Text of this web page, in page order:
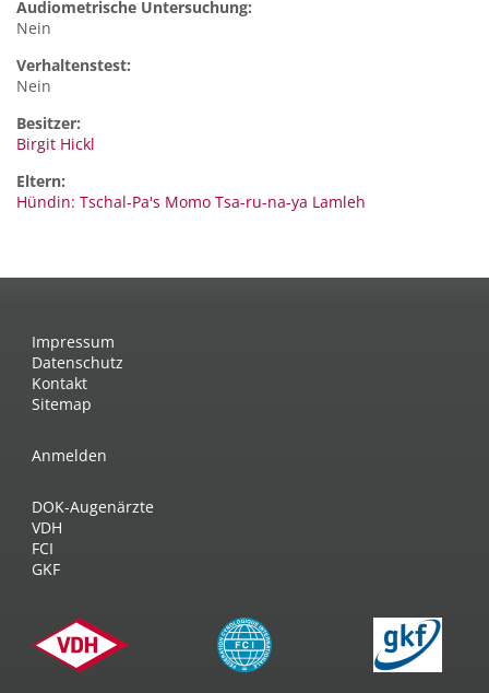
Audiometrische Untersuchung:
Nein
Verhaltenstest:
Nein
Besitzer:
Birgit Hickl
Eltern:
Hündin: Tschal-Pa's Momo Tsa-ru-na-ya Lamleh
Impressum
Datenschutz
Kontakt
Sitemap
Anmelden
DOK-Augenärzte
VDH
FCI
GKF